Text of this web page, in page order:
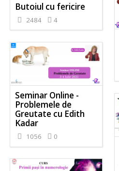
Butoiul cu fericire
2484 4
Seminar Online -
Problemele de
Greutate cu Edith
Kadar
1056 0